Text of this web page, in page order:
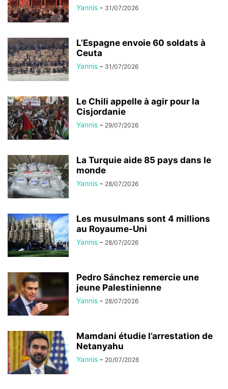
Yannis - 31/07/2026
L’Espagne envoie 60 soldats à
Ceuta
Yannis - 31/07/2026
Le Chili appelle à agir pour la
Cisjordanie
Yannis - 29/07/2026
La Turquie aide 85 pays dans le
monde
Yannis - 28/07/2026
Les musulmans sont 4 millions
au Royaume-Uni
Yannis - 28/07/2026
Pedro Sánchez remercie une
jeune Palestinienne
Yannis - 28/07/2026
Mamdani étudie l’arrestation de
Netanyahu
Yannis - 20/07/2026